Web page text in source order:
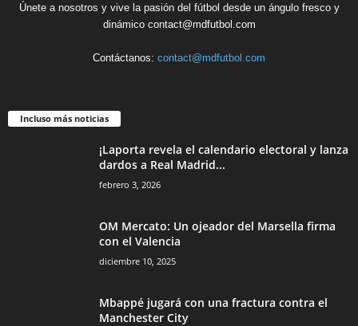
Únete a nosotros y vive la pasión del fútbol desde un ángulo fresco y
dinámico contact@mdfutbol.com
Contáctanos: contact@mdfutbol.com
Incluso más noticias
¡Laporta revela el calendario electoral y lanza
dardos a Real Madrid...
febrero 3, 2026
OM Mercato: Un ojeador del Marsella firma
con el Valencia
diciembre 10, 2025
Mbappé jugará con una fractura contra el
Manchester City